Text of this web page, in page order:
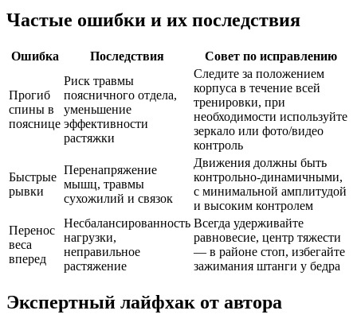
Частые ошибки и их последствия
Ошибка Последствия Совет по исправлению
Прогиб
спины в
пояснице
Риск травмы
поясничного отдела,
уменьшение
эффективности
растяжки
Следите за положением
корпуса в течение всей
тренировки, при
необходимости используйте
зеркало или фото/видео
контроль
Быстрые
рывки
Перенапряжение
мышц, травмы
сухожилий и связок
Движения должны быть
контрольно-динамичными,
с минимальной амплитудой
и высоким контролем
Перенос
веса
вперед
Несбалансированность
нагрузки,
неправильное
растяжение
Всегда удерживайте
равновесие, центр тяжести
— в районе стоп, избегайте
зажимания штанги у бедра
Экспертный лайфхак от автора